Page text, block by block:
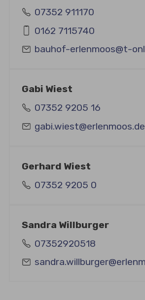
07352 911170
0162 7115740
bauhof-erlenmoos@t-
Gabi Wiest
07352 9205 16
gabi.wiest@erlenmoos.de
Gerhard Wiest
07352 9205 0
Sandra Willburger
07352920518